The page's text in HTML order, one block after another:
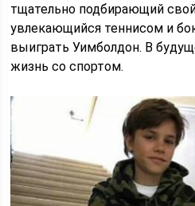
тщательно подбирающий
увлекающийся теннисом и
выиграть Уимболдон. В
жизнь со спортом.